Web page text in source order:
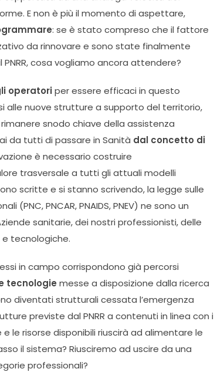
E non è più il momento di aspettare,
: se è stato compreso che il fattore
da rinnovare e sono state finalmente
cosa vogliamo ancora attendere?
operatoriper essere efficaci in questo
alle nuove strutture a supporto del territorio,
snodo chiave della assistenza
da tutti di passare in Sanità dal concetto di
è necessario costruire
trasversale a tutti gli attuali modelli
scritte e si stanno scrivendo, la legge sulle
(PNC, PNCAR, PNAIDS, PNEV) ne sono un
sanitarie, dei nostri professionisti, delle
tecnologiche.
in campo corrispondono già percorsi
tecnologie messe a disposizione dalla ricerca
diventati strutturali cessata l’emergenza
previste dal PNRR a contenuti in linea con i
le risorse disponibili riuscirà ad alimentare le
il sistema? Riusciremo ad uscire da una
professionali?